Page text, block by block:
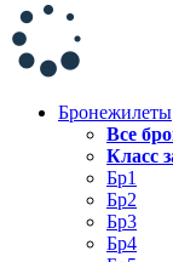
Бронежилеты
Все
Класс
Бр1
Бр2
Бр3
Бр4